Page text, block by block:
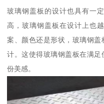
玻璃钢盖板的设计也具有一
高，玻璃钢盖板在设计上也
案、颜色还是形状，玻璃钢
计。这使得玻璃钢盖板在满
份美感。